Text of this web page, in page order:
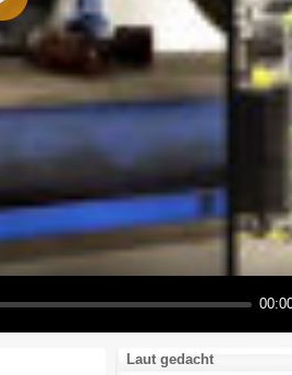
Play
Laut gedacht